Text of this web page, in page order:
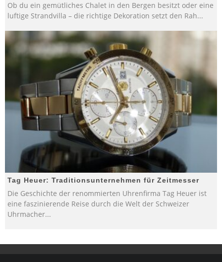
Ob du ein gemütliches Chalet in den Bergen besitzt oder eine
luftige Strandvilla – die richtige Dekoration setzt den Rah...
Tag Heuer: Traditionsunternehmen für Zeitmesser
Die Geschichte der renommierten Uhrenfirma Tag Heuer ist
eine faszinierende Reise durch die Welt der Schweizer
Uhrmacher...